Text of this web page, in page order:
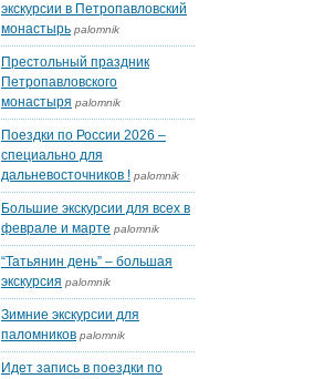
экскурсии в Петропавловский
монастырь palomnik
Престольный праздник
Петропавловского
монастыря palomnik
Поездки по России 2026 –
специально для
дальневосточников ! palomnik
Большие экскурсии для всех в
феврале и марте palomnik
“Татьянин день” – большая
экскурсия palomnik
Зимние экскурсии для
паломников palomnik
Идет запись в поездки по